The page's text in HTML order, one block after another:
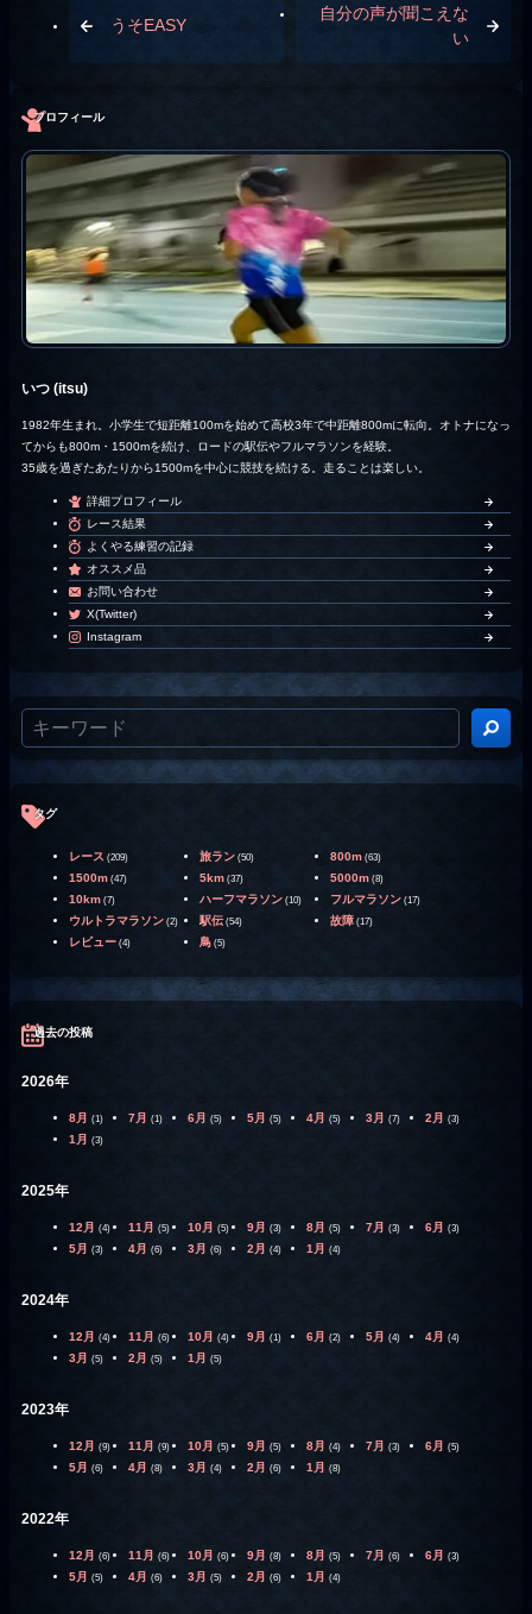
うそEASY
自分の声が聞こえな
い
プロフィール
いつ (itsu)
1982年生まれ。小学生で短距離100mを始めて高校3年で中距離800mに転向。オトナになっ
てからも800m・1500mを続け、ロードの駅伝やフルマラソンを経験。
35歳を過ぎたあたりから1500mを中心に競技を続ける。走ることは楽しい。
詳細プロフィール
レース結果
よくやる練習の記録
オススメ品
お問い合わせ
X(Twitter)
Instagram
タグ
レース (209) 旅ラン (50) 800m (63)
1500m (47) 5km (37) 5000m (8)
10km (7) ハーフマラソン (10) フルマラソン (17)
ウルトラマラソン (2) 駅伝 (54) 故障 (17)
レビュー (4) 鳥 (5)
過去の投稿
2026年
8月 (1) 7月 (1) 6月 (5) 5月 (5) 4月 (5) 3月 (7) 2月 (3)
1月 (3)
2025年
12月 (4) 11月 (5) 10月 (5) 9月 (3) 8月 (5) 7月 (3) 6月 (3)
5月 (3) 4月 (6) 3月 (6) 2月 (4) 1月 (4)
2024年
12月 (4) 11月 (6) 10月 (4) 9月 (1) 6月 (2) 5月 (4) 4月 (4)
3月 (5) 2月 (5) 1月 (5)
2023年
12月 (9) 11月 (9) 10月 (5) 9月 (5) 8月 (4) 7月 (3) 6月 (5)
5月 (6) 4月 (8) 3月 (4) 2月 (6) 1月 (8)
2022年
12月 (6) 11月 (6) 10月 (6) 9月 (8) 8月 (5) 7月 (6) 6月 (3)
5月 (5) 4月 (6) 3月 (5) 2月 (6) 1月 (4)